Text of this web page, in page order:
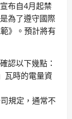
布自4月起禁
為了遵守國際
》。預計將有
認以下幾點：
瓦時的電量資
規定，通常不